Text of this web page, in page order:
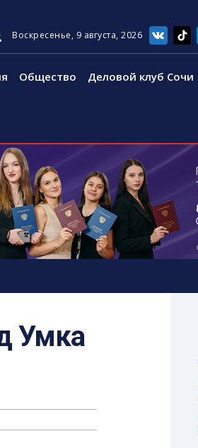
Воскресенье, 9 августа, 2026
Общество Деловой клуб Сочи
Умка